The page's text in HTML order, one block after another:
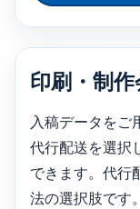
印刷・制
入稿データをご
代行配送を選択
できます。代行
法の選択肢です。